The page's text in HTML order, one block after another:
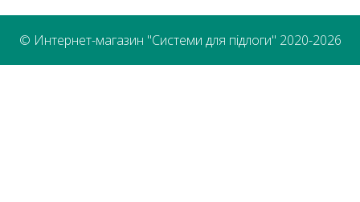
© Интернет-магазин "Системи для підлоги" 2020-2026